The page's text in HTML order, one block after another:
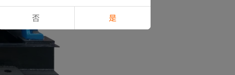
否 是